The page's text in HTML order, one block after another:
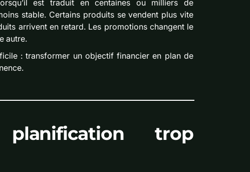
est traduit en centaines ou milliers de
stable. Certains produits se vendent plus vite
arrivent en retard. Les promotions changent le
autre.
: transformer un objectif financier en plan de
trop